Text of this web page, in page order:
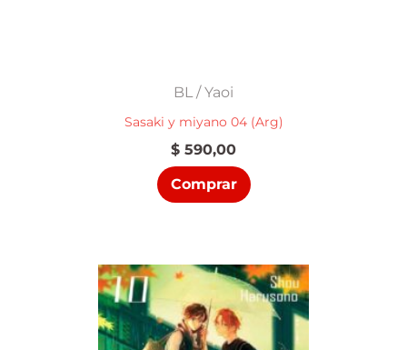
BL / Yaoi
Sasaki y miyano 04 (Arg)
$ 590,00
Comprar